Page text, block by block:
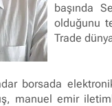
başında
olduğunu
Trade
borsada
manuel emir